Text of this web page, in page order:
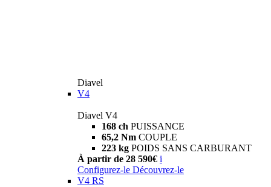
Diavel
V4
Diavel V4
168 ch PUISSANCE
65,2 Nm COUPLE
223 kg POIDS SANS CARBURANT
À partir de 28 590€ i
Configurez-le Découvrez-le
V4 RS